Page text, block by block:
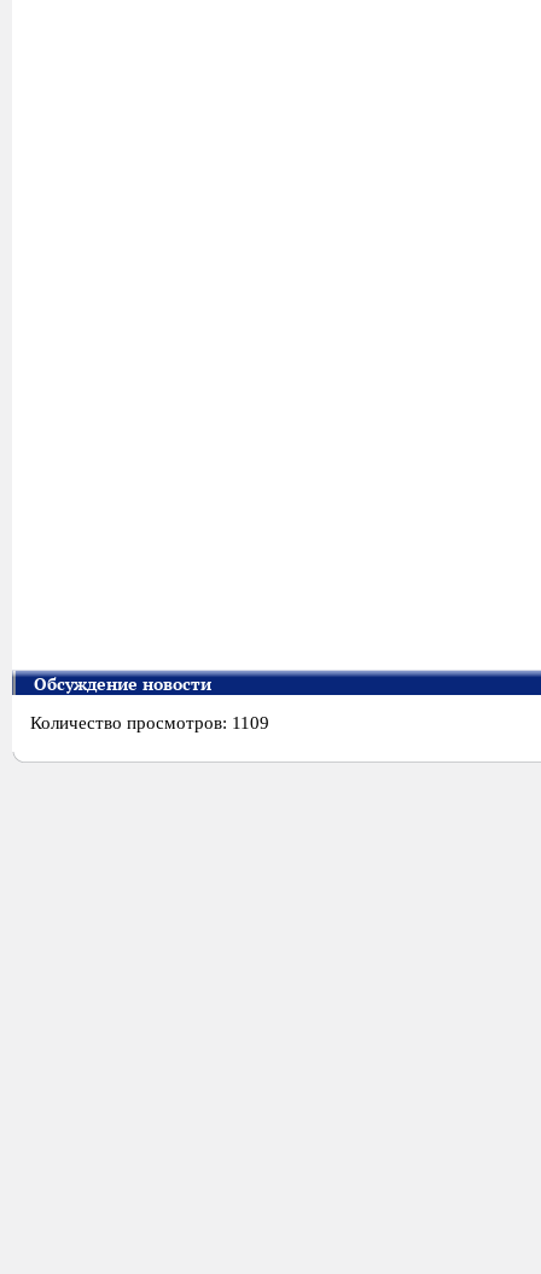
Обсуждение новости
Количество просмотров: 1109